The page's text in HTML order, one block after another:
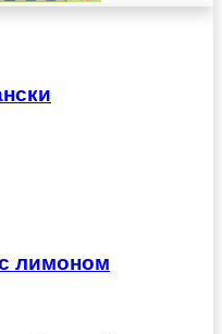
лимоном